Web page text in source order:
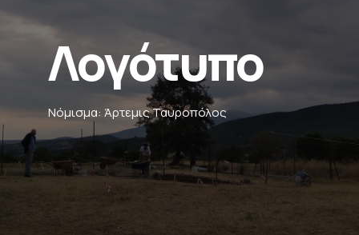
Λογότυπο
Νόμισμα: Άρτεμις Ταυροπόλος